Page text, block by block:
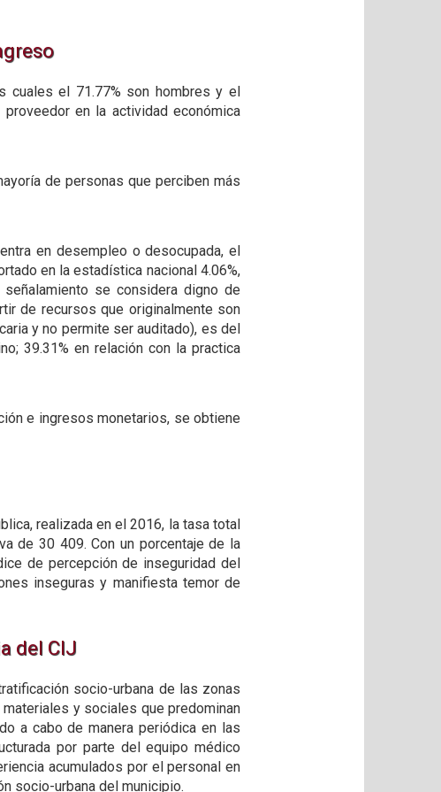
cuales el 71.77% son hombres y el
en la actividad económica
de personas que perciben más
en desempleo o desocupada, el
en la estadística nacional 4.06%,
se considera digno de
de recursos que originalmente son
y no permite ser auditado), es del
39.31% en relación con la practica
e ingresos monetarios, se obtiene
realizada en el 2016, la tasa total
de 30 409. Con un porcentaje de la
de percepción de inseguridad del
inseguras y manifiesta temor de
del CIJ
socio-urbana de las zonas
y sociales que predominan
a cabo de manera periódica en las
por parte del equipo médico
acumulados por el personal en
socio-urbana del municipio.